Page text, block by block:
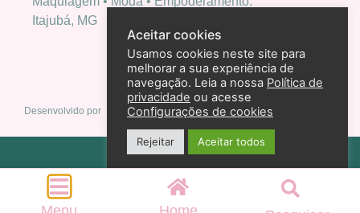
Itajubá, MG
Desenvolvido por
Política de privacidade
2026 – Andreza Goulart – Todos os direitos reservados
Aceitar cookies
Usamos cookies neste site para
melhorar a sua experiência de
navegação. Leia a nossa Política de
privacidade ou acesse
Configurações de cookies
Rejeitar Aceitar todos